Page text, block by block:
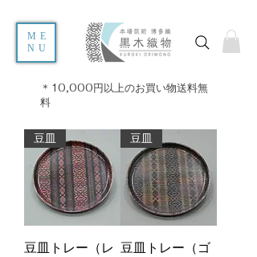
ME
NU
＊10,000円以上のお買い物送料無
料
豆皿
豆皿トレー（レ
豆皿
豆皿トレー（ゴ